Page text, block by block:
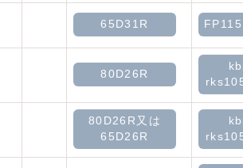
65D31R
80D26R
80D26R又は
65D26R